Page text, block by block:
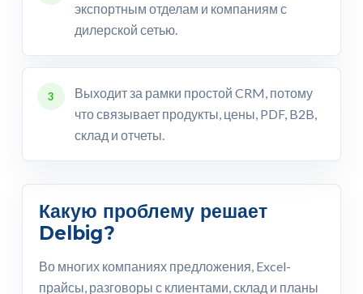
экспортным отделам и компаниям с
дилерской сетью.
3
Выходит за рамки простой CRM, потому
что связывает продукты, цены, PDF, B2B,
склад и отчеты.
Какую проблему решает
Delbig?
Во многих компаниях предложения, Excel-
прайсы, разговоры с клиентами, склад и планы